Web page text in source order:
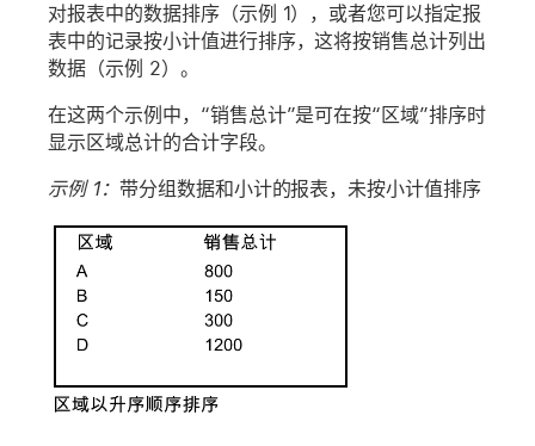
对报表中的数据排序（示例 1），或者您可以指定报
表中的记录按小计值进行排序，这将按销售总计列出
数据（示例 2）。
在这两个示例中，“销售总计”是可在按“区域”排序时
显示区域总计的合计字段。
示例 1： 带分组数据和小计的报表，未按小计值排序